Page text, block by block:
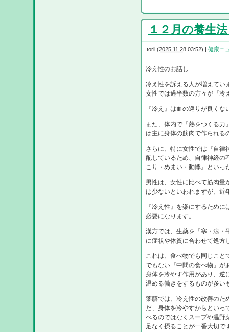
１２月の養生
torii (2025.11.28 03:52) | 健康ニ
冷え性のお話し
冷え性を訴える人が増えてい
女性では過半数の方々が『冷
『冷え』は血の巡りが良く
また、体内で『熱をつくる
は主に身体の筋肉で作られる
さらに、特に女性では『自律
配しているため、自律神経の
こり・めまい・動悸』といっ
男性は、女性に比べて筋肉量
は少ないといわれますが、近
『冷え性』を楽にするため
必要になります。
漢方では、生薬を『寒・涼・
に症状や体質に合わせて処方
これは、食べ物でも同じこと
でもない『中間の食べ物』が
身体を冷やす作用があり、逆
温める働きをするものが多い
薬膳では、冷え性の改善のた
だ、身体を冷やすからといっ
べるのではなくスープや温野
足なく摂ることが一番大切で